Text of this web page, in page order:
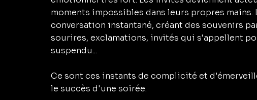
moments impossibles dans leurs propres mains.
conversation instantané, créant des souvenirs
sourires, exclamations, invités qui s'appellent
suspendu...
Ce sont ces instants de complicité et
le succès d'une soirée.